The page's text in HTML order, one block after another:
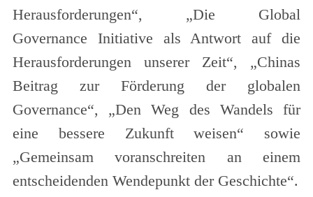
Herausforderungen“, „Die Global
Governance Initiative als Antwort auf die
Herausforderungen unserer Zeit“, „Chinas
Beitrag zur Förderung der globalen
Governance“, „Den Weg des Wandels für
eine bessere Zukunft weisen“ sowie
„Gemeinsam voranschreiten an einem
entscheidenden Wendepunkt der Geschichte“.